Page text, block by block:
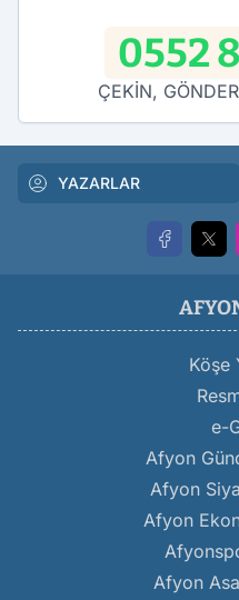
0552
ÇEKİN,
YAZARLAR
Köşe
e-
Afyon
Afyon
Afyon
Afyon